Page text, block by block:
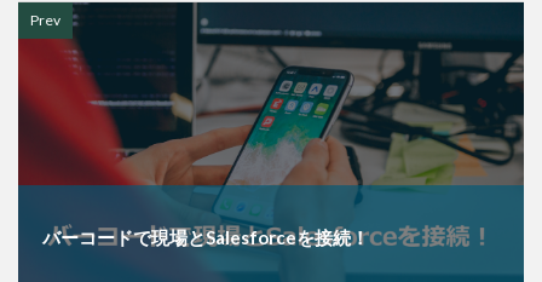
Prev
バーコードで現場とSalesforceを接続！